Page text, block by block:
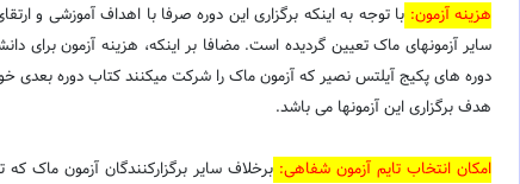
هزینه آزمون: با توجه به اینکه برگزاری این دوره صرفا با اهداف آموزشی و
دوره های پکیج آیلتس نصیر که آزمون ماک را شرکت میکنند کتاب دوره بعدی
هدف برگزاری این آزمونها می باشد.
امکان انتخاب تایم آزمون شفاهی: برخلاف سایر برگزارکنندگان آزمون